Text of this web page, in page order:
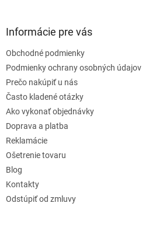
Informácie pre vás
Obchodné podmienky
Podmienky ochrany osobných údajov
Prečo nakúpiť u nás
Často kladené otázky
Ako vykonať objednávky
Doprava a platba
Reklamácie
Ošetrenie tovaru
Blog
Kontakty
Odstúpiť od zmluvy